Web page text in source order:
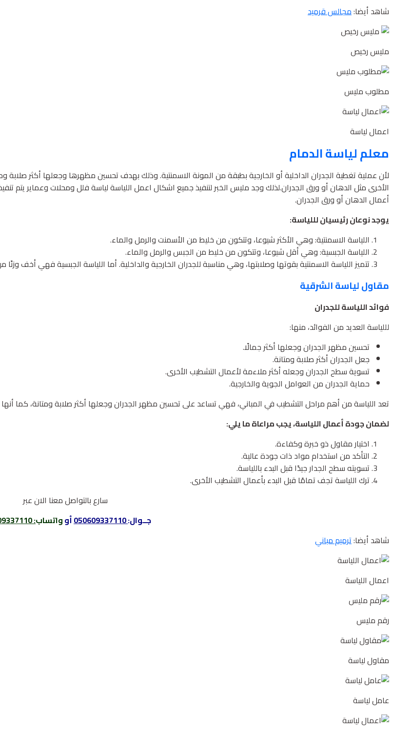
شاهد أيضا:مجالس قرميد
مليس رخيص
مطلوب مليس
اعمال لياسة
معلم لياسة الدمام
لأن عملية تغطية الجدران الداخلية أو الخارجية بطبقة من المونة الاسمنتية. وذلك بهدف تحسين مظهرها وجعلها أكثر
الأخرى مثل الدهان أو ورق الجدران.لذلك وجد مليس الخبر لتنفيذ جميع اشكال اعمل اللياسة لياسة فلل ومحلات وعماير يتم
أعمال الدهان أو ورق الجدران.
يوجد نوعان رئيسيان لللياسة:
اللياسة الاسمنتية: وهي الأكثر شيوعا، وتتكون من خليط من الأسمنت والرمل والماء.
اللياسة الجبسية: وهي أقل شيوعا، وتتكون من خليط من الجبس والرمل والماء.
تتميز اللياسة الاسمنتية بقوتها وصلابتها، وهي مناسبة للجدران الخارجية والداخلية. أما اللياسة الجبسية فهي أخف
مقاول لياسة الشرقية
فوائد اللياسة للجدران
لللياسة العديد من الفوائد، منها:
تحسين مظهر الجدران وجعلها أكثر جمالًا.
جعل الجدران أكثر صلابة ومتانة.
تسوية سطح الجدران وجعله أكثر ملاءمة لأعمال التشطيب الأخرى.
حماية الجدران من العوامل الجوية والخارجية.
تعد اللياسة من أهم مراحل التشطيب في المباني، فهي تساعد على تحسين مظهر الجدران وجعلها أكثر صلابة ومتانة، كما
لضمان جودة أعمال اللياسة، يجب مراعاة ما يلي:
اختيار مقاول ذو خبرة وكفاءة.
التأكد من استخدام مواد ذات جودة عالية.
تسويته سطح الجدار جيدًا قبل البدء باللياسة.
ترك اللياسة تجف تمامًا قبل البدء بأعمال التشطيب الأخرى.
سارع بالتواصل معنا الان عبر
جــوال:050609337110 أوواتساب:
شاهد أيضا:ترميم مباني
اعمال اللياسة
رقم مليس
مقاول لياسة
عامل لياسة